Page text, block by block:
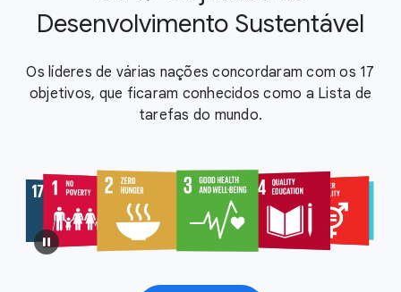
Desenvolvimento Sustentável
Os líderes de várias nações concordaram com os 17
objetivos, que ficaram conhecidos como a Lista de
tarefas do mundo.